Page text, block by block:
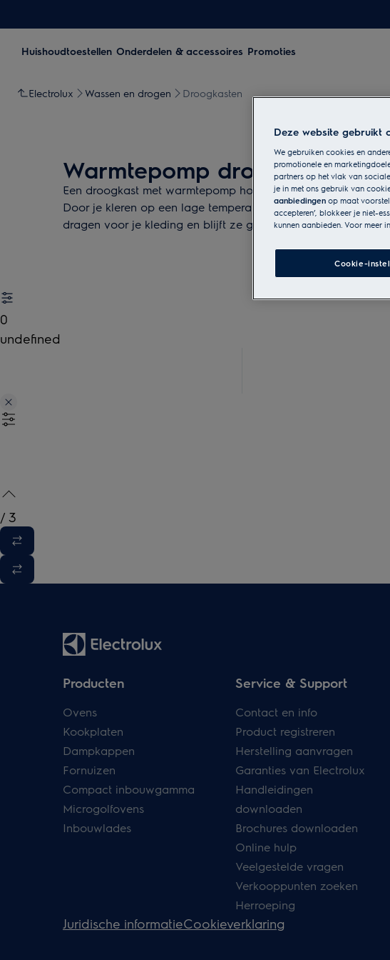
Huishoudtoestellen Onderdelen & accessoires Promoties
Electrolux Wassen en drogen Droogkasten
Warmtepomp droogkasten
Een droogkast met warmtepomp houdt je kleding langer in
Door je kleren op een lage temperatuur te drogen, kun je
dragen voor je kleding en blijft ze goed aanvoelen.
0
undefined
/ 3
Producten
Ovens
Kookplaten
Dampkappen
Fornuizen
Compact inbouwgamma
Microgolfovens
Inbouwlades
Service & Support
Contact en info
Product registreren
Herstelling aanvragen
Garanties van Electrolux
Handleidingen
downloaden
Brochures downloaden
Online hulp
Veelgestelde vragen
Verkooppunten zoeken
Herroeping
Juridische informatieCookieverklaring
Deze website gebruikt
We gebruiken cookies en
promotionele en
partners op het vlak van
je in met ons gebruik van
aanbiedingen op maat
accepteren’, blokkeer je niet-
kunnen aanbieden. Voor meer
Cookie-